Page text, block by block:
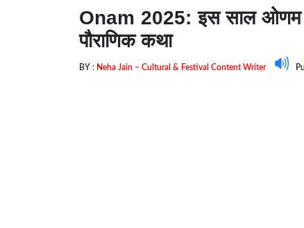
Onam 2025: इस साल ओणम
पौराणिक कथा
BY : Neha Jain – Cultural & Festival Content Writer